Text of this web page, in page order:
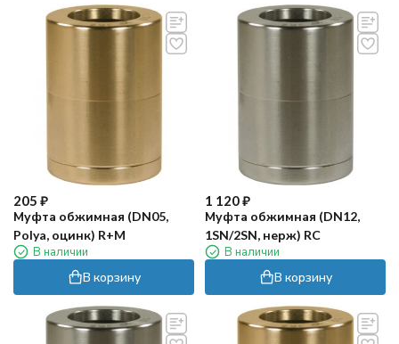
205 ₽
Муфта обжимная (DN05,
Polya, оцинк) R+M
В наличии
В корзину
1 120₽
Муфта обжимная (DN12,
1SN/2SN, нерж) RC
В наличии
В корзину